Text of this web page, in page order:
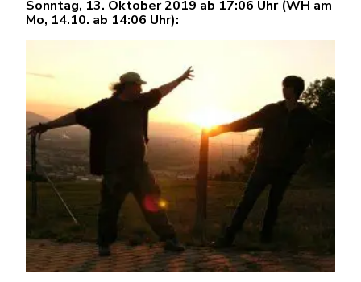
Sonntag, 13. Oktober 2019 ab 17:06 Uhr (WH am
Mo, 14.10. ab 14:06 Uhr):